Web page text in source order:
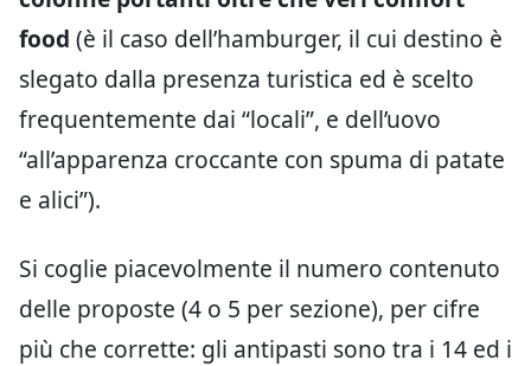
food (è il caso dell’hamburger, il cui destino è
slegato dalla presenza turistica ed è scelto
frequentemente dai “locali”, e dell’uovo
“all’apparenza croccante con spuma di patate
e alici”).
Si coglie piacevolmente il numero contenuto
delle proposte (4 o 5 per sezione), per cifre
più che corrette: gli antipasti sono tra i 14 ed i